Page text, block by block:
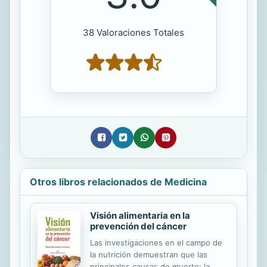
38 Valoraciones Totales
Otros libros relacionados de Medicina
Visión alimentaria en la
prevención del cáncer
Las investigaciones en el campo de
la nutrición demuestran que las